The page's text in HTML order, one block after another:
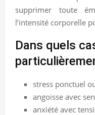
supprimer toute
l’intensité corporelle
Dans quels
stress ponctuel
angoisse avec
anxiété avec